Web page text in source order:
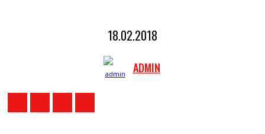
18.02.2018
ADMIN